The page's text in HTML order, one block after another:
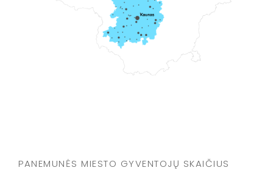
PANEMUNĖS MIESTO GYVENTOJŲ SKAIČIUS